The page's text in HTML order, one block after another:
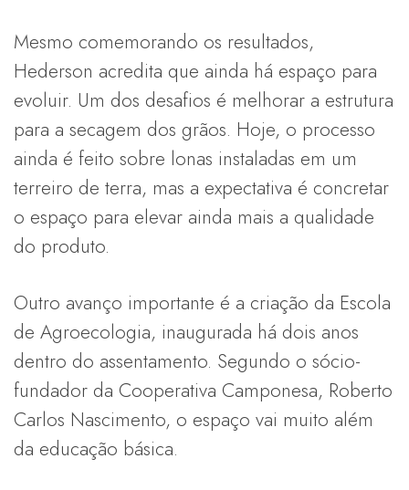
Mesmo comemorando os resultados,
Hederson acredita que ainda há espaço para
evoluir. Um dos desafios é melhorar a estrutura
para a secagem dos grãos. Hoje, o processo
ainda é feito sobre lonas instaladas em um
terreiro de terra, mas a expectativa é concretar
o espaço para elevar ainda mais a qualidade
do produto.
Outro avanço importante é a criação da Escola
de Agroecologia, inaugurada há dois anos
dentro do assentamento. Segundo o sócio-
fundador da Cooperativa Camponesa, Roberto
Carlos Nascimento, o espaço vai muito além
da educação básica.